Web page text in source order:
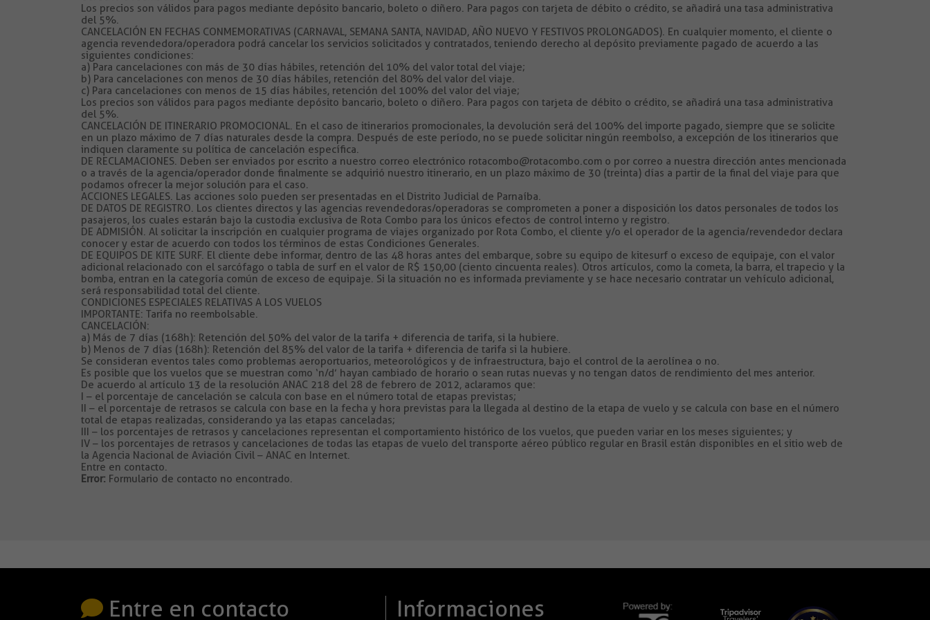
Los precios son válidos para pagos mediante depósito bancario, boleto o diñero. Para pagos con tarjeta de débito o crédito, se añadirá una tasa administrativa
del 5%.
CANCELACIÓN EN FECHAS CONMEMORATIVAS (CARNAVAL, SEMANA SANTA, NAVIDAD, AÑO NUEVO Y FESTIVOS PROLONGADOS). En cualquier momento, el cliente o
agencia revendedora/operadora podrá cancelar los servicios solicitados y contratados, teniendo derecho al depósito previamente pagado de acuerdo a las
siguientes condiciones:
a) Para cancelaciones con más de 30 días hábiles, retención del 10% del valor total del viaje;
b) Para cancelaciones con menos de 30 días hábiles, retención del 80% del valor del viaje.
c) Para cancelaciones con menos de 15 días hábiles, retención del 100% del valor del viaje;
Los precios son válidos para pagos mediante depósito bancario, boleto o diñero. Para pagos con tarjeta de débito o crédito, se añadirá una tasa administrativa
del 5%.
CANCELACIÓN DE ITINERARIO PROMOCIONAL. En el caso de itinerarios promocionales, la devolución será del 100% del importe pagado, siempre que se solicite
en un plazo máximo de 7 días naturales desde la compra. Después de este período, no se puede solicitar ningún reembolso, a excepción de los itinerarios que
indiquen claramente su política de cancelación específica.
DE RECLAMACIONES. Deben ser enviados por escrito a nuestro correo electrónico rotacombo@rotacombo.com o por correo a nuestra dirección antes mencionada
o a través de la agencia/operador donde finalmente se adquirió nuestro itinerario, en un plazo máximo de 30 (treinta) días a partir de la final del viaje para que
podamos ofrecer la mejor solución para el caso.
ACCIONES LEGALES. Las acciones solo pueden ser presentadas en el Distrito Judicial de Parnaíba.
DE DATOS DE REGISTRO. Los clientes directos y las agencias revendedoras/operadoras se comprometen a poner a disposición los datos personales de todos los
pasajeros, los cuales estarán bajo la custodia exclusiva de Rota Combo para los únicos efectos de control interno y registro.
DE ADMISIÓN. Al solicitar la inscripción en cualquier programa de viajes organizado por Rota Combo, el cliente y/o el operador de la agencia/revendedor declara
conocer y estar de acuerdo con todos los términos de estas Condiciones Generales.
DE EQUIPOS DE KITE SURF. El cliente debe informar, dentro de las 48 horas antes del embarque, sobre su equipo de kitesurf o exceso de equipaje, con el valor
adicional relacionado con el sarcófago o tabla de surf en el valor de R$ 150,00 (ciento cincuenta reales). Otros artículos, como la cometa, la barra, el trapecio y la
bomba, entran en la categoría común de exceso de equipaje. Si la situación no es informada previamente y se hace necesario contratar un vehículo adicional,
será responsabilidad total del cliente.
CONDICIONES ESPECIALES RELATIVAS A LOS VUELOS
IMPORTANTE: Tarifa no reembolsable.
CANCELACIÓN:
a) Más de 7 días (168h): Retención del 50% del valor de la tarifa + diferencia de tarifa, si la hubiere.
b) Menos de 7 días (168h): Retención del 85% del valor de la tarifa + diferencia de tarifa si la hubiere.
Se consideran eventos tales como problemas aeroportuarios, meteorológicos y de infraestructura, bajo el control de la aerolínea o no.
Es posible que los vuelos que se muestran como ‘n/d’ hayan cambiado de horario o sean rutas nuevas y no tengan datos de rendimiento del mes anterior.
De acuerdo al artículo 13 de la resolución ANAC 218 del 28 de febrero de 2012, aclaramos que:
I – el porcentaje de cancelación se calcula con base en el número total de etapas previstas;
II – el porcentaje de retrasos se calcula con base en la fecha y hora previstas para la llegada al destino de la etapa de vuelo y se calcula con base en el número
total de etapas realizadas, considerando ya las etapas canceladas;
III – los porcentajes de retrasos y cancelaciones representan el comportamiento histórico de los vuelos, que pueden variar en los meses siguientes; y
IV – los porcentajes de retrasos y cancelaciones de todas las etapas de vuelo del transporte aéreo público regular en Brasil están disponibles en el sitio web de
la Agencia Nacional de Aviación Civil – ANAC en Internet.
Entre en contacto.
Error: Formulario de contacto no encontrado.
Entre en contacto Informaciones